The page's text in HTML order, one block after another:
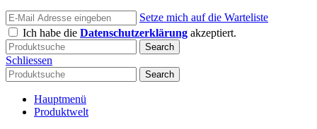
Setze mich auf die Warteliste
Ich habe die Datenschutzerklärung akzeptiert.
Search
Schliessen
Search
Hauptmenü
Produktwelt